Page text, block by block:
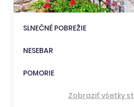
SLNEČNÉ POBREŽIE
NESEBAR
POMORIE
Zobraziť všetky